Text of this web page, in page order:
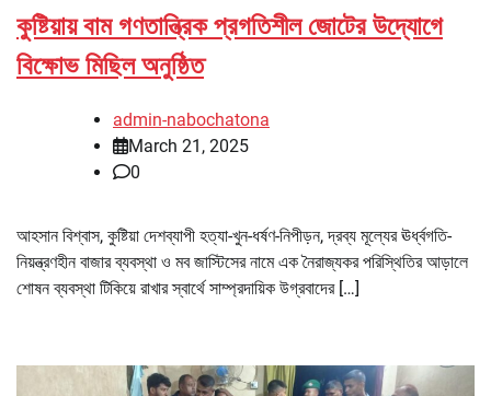
কুষ্টিয়ায় বাম গণতান্ত্রিক প্রগতিশীল জোটের উদ্যোগে
বিক্ষোভ মিছিল অনুষ্ঠিত
admin-nabochatona
March 21, 2025
0
আহসান বিশ্বাস, কুষ্টিয়া দেশব্যাপী হত্যা-খুন-ধর্ষণ-নিপীড়ন, দ্রব্য মূল্যের ঊর্ধ্বগতি-
নিয়ন্ত্রণহীন বাজার ব্যবস্থা ও মব জাস্টিসের নামে এক নৈরাজ্যকর পরিস্থিতির আড়ালে
শোষন ব্যবস্থা টিকিয়ে রাখার স্বার্থে সাম্প্রদায়িক উগ্রবাদের […]